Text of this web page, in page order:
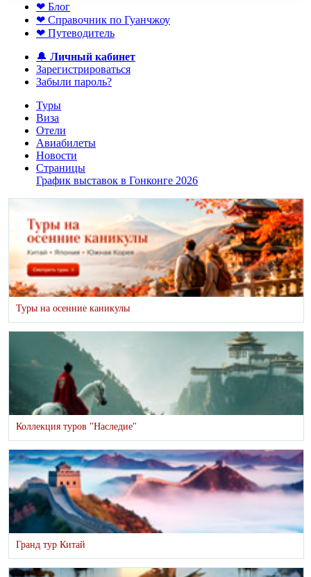
❤ Блог
❤ Справочник по Гуанчжоу
❤ Путеводитель
🔔 Личный кабинет
Зарегистрироваться
Забыли пароль?
Туры
Виза
Отели
Авиабилеты
Новости
Страницы
График выставок в Гонконге 2026
Туры на осенние каникулы
Коллекция туров "Наследие"
Гранд тур Китай